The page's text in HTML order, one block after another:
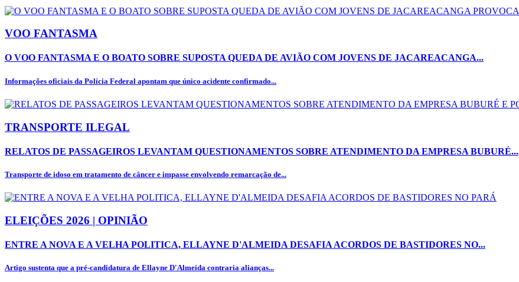
VOO FANTASMA
O VOO FANTASMA E O BOATO SOBRE SUPOSTA QUEDA DE AVIÃO COM JOVENS DE JACAREACANGA...
Informações oficiais da Polícia Federal apontam que único acidente confirmado...
TRANSPORTE ILEGAL
RELATOS DE PASSAGEIROS LEVANTAM QUESTIONAMENTOS SOBRE ATENDIMENTO DA EMPRESA BUBURÉ...
Transporte de idoso em tratamento de câncer e impasse envolvendo remarcação de...
ELEIÇÕES 2026 | OPINIÃO
ENTRE A NOVA E A VELHA POLITICA, ELLAYNE D'ALMEIDA DESAFIA ACORDOS DE BASTIDORES NO...
Artigo sustenta que a pré-candidatura de Ellayne D'Almeida contraria alianças...